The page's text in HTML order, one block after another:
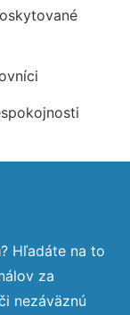
? Hľadáte na to
za
nezáväznú